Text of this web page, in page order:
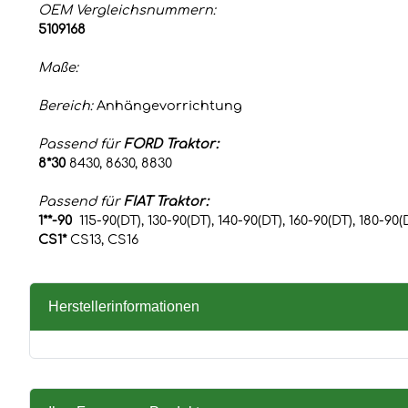
OEM Vergleichsnummern:
5109168
Maße:
Bereich:Anhängevorrichtung
Passend fürFORD Traktor:
8*30 8430, 8630, 8830
Passend fürFIAT Traktor:
1**-90 115-90(DT), 130-90(DT), 140-90(DT), 160-90(DT), 180-
CS1* CS13, CS16
Herstellerinformationen